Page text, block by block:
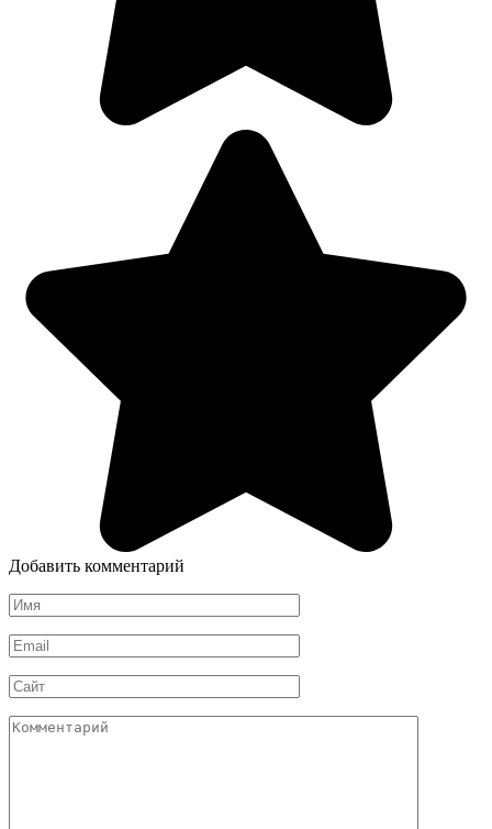
Добавить комментарий
Имя
*
Email
*
Сайт
Комментарий